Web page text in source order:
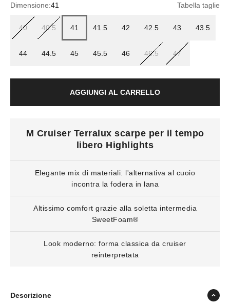
Dimensione:41 Tabella taglie
40 40.5 41 41.5 42 42.5 43 43.5
44 44.5 45 45.5 46 46.5 47
AGGIUNGI AL CARRELLO
M Cruiser Terralux scarpe per il tempo
libero Highlights
Elegante mix di materiali: l'alternativa al cuoio
incontra la fodera in lana
Altissimo comfort grazie alla soletta intermedia
SweetFoam®
Look moderno: forma classica da cruiser
reinterpretata
Descrizione